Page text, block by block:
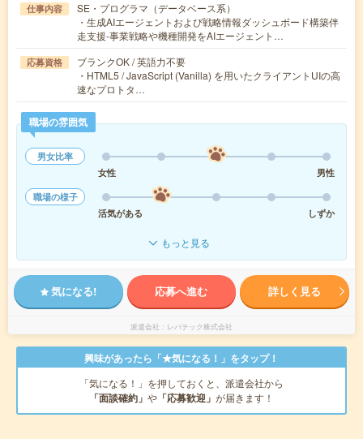
仕事内容
SE・プログラマ（データベース系）
・生成AIエージェントおよび戦略情報ダッシュボード構築伴
走支援-事業戦略や機種開発をAIエージェント…
応募資格
ブランクOK / 英語力不要
・HTML5 / JavaScript (Vanilla) を用いたクライアントUIの高
速なプロトタ…
職場の雰囲気
男女比率
女性
男性
職場の様子
活気がある
しずか
もっと見る
気になる! 応募へ進む 詳しく見る
派遣会社 レバテック株式会社
興味があったら「★気になる！」をタップ！
「気になる！」を押しておくと、派遣会社から
「面談確約」 や 「応募歓迎」 が届きます！